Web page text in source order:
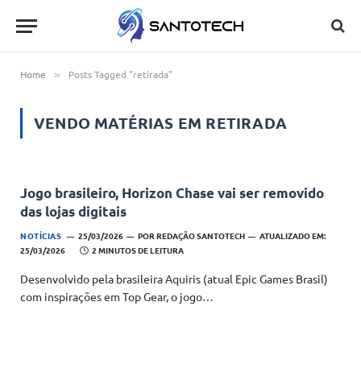
Home » Posts Tagged "retirada"
VENDO MATÉRIAS EM RETIRADA
Jogo brasileiro, Horizon Chase vai ser removido
das lojas digitais
NOTÍCIAS 25/03/2026 PORREDAÇÃO SANTOTECH
ATUALIZADO EM:
25/03/2026
2 MINUTOS DE LEITURA
Desenvolvido pela brasileira Aquiris (atual Epic Games Brasil)
com inspirações em Top Gear, o jogo…